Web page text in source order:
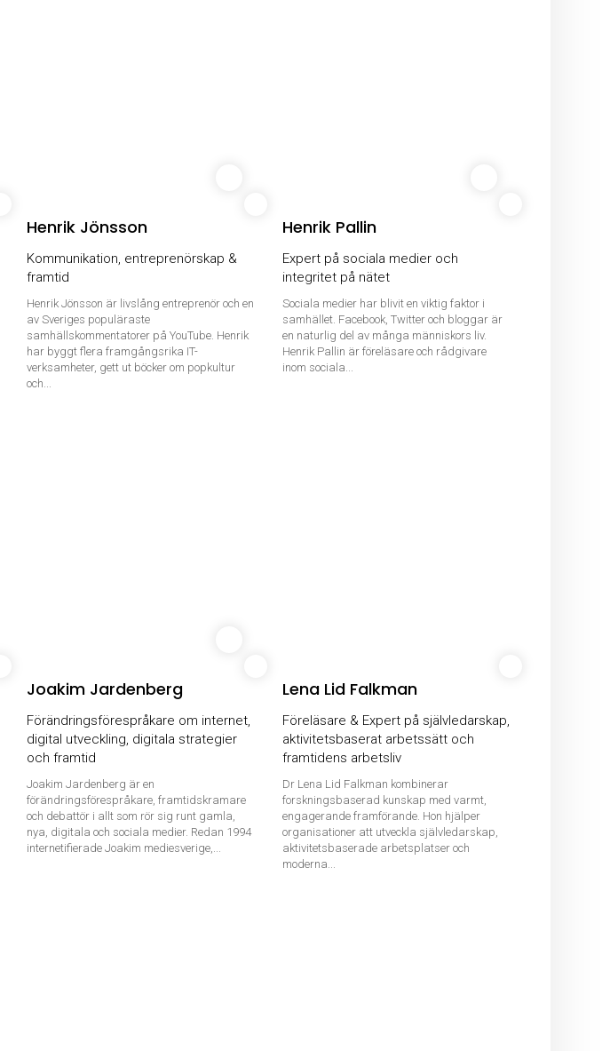
Henrik Jönsson
Kommunikation, entreprenörskap &
framtid
Henrik Jönsson är livslång entreprenör och en
av Sveriges populäraste
samhällskommentatorer på YouTube. Henrik
har byggt flera framgångsrika IT-
verksamheter, gett ut böcker om popkultur
och...
Henrik Pallin
Expert på sociala medier och
integritet på nätet
Sociala medier har blivit en viktig faktor i
samhället. Facebook, Twitter och bloggar är
en naturlig del av många människors liv.
Henrik Pallin är föreläsare och rådgivare
inom sociala...
Joakim Jardenberg
Förändringsförespråkare om internet,
digital utveckling, digitala strategier
och framtid
Joakim Jardenberg är en
förändringsförespråkare, framtidskramare
och debattör i allt som rör sig runt gamla,
nya, digitala och sociala medier. Redan 1994
internetifierade Joakim mediesverige,...
Lena Lid Falkman
Föreläsare & Expert på självledarskap,
aktivitetsbaserat arbetssätt och
framtidens arbetsliv
Dr Lena Lid Falkman kombinerar
forskningsbaserad kunskap med varmt,
engagerande framförande. Hon hjälper
organisationer att utveckla självledarskap,
aktivitetsbaserade arbetsplatser och
moderna...